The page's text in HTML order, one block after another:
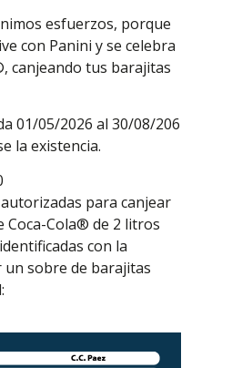
esfuerzos, porque
con Panini y se celebra
canjeando tus barajitas
01/05/2026 al 30/08/206
la existencia.
autorizadas para canjear
Coca-Cola®︎ de 2 litros
con la
sobre de barajitas